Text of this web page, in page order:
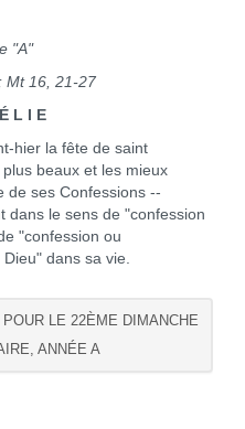
"A"
Mt 16, 21-27
L I E
la fête de saint
beaux et les mieux
de ses Confessions --
dans le sens de "confession
"confession ou
dans sa vie.
LE 22ÈME DIMANCHE
ANNÉE A